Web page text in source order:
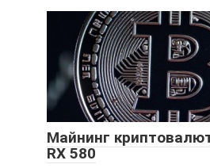
Майнинг
RX 580